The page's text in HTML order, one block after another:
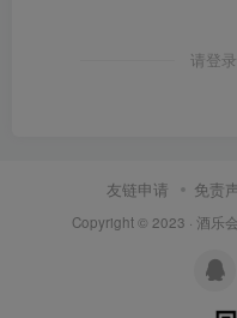
请登
友链申请 免责
Copyright © 2023 · 酒乐会